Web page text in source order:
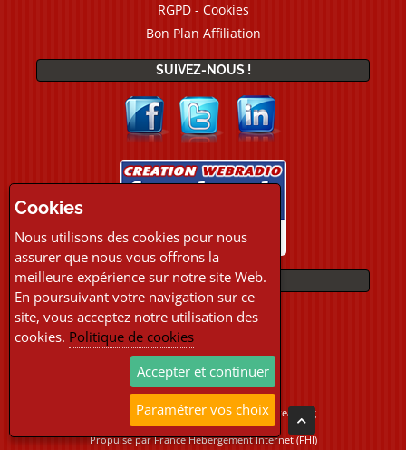
RGPD - Cookies
Bon Plan Affiliation
SUIVEZ-NOUS !
PAIEMENTS
Copyright © 2026 Location Webradio Streaming
Tous droits réservés
Propulsé parFrance Hebergement Internet (FHI)
Cookies
Nous utilisons des cookies pour nous
assurer que nous vous offrons la
meilleure expérience sur notre site Web.
En poursuivant votre navigation sur ce
site, vous acceptez notre utilisation des
cookies. Politique de cookies
Accepter et continuer
Paramétrer vos choix